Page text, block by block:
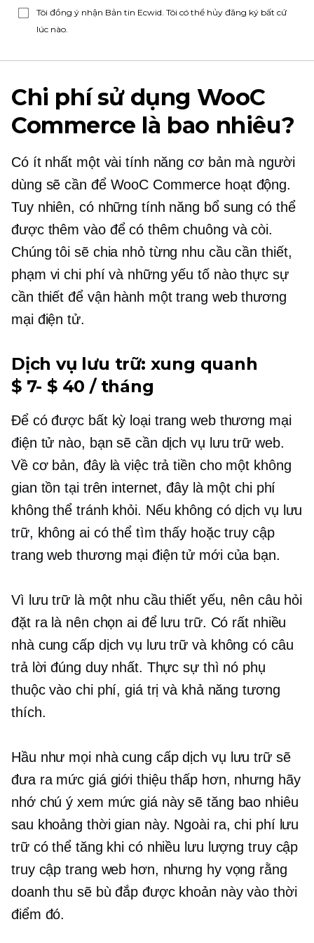
Tôi đồng ý nhận Bản tin Ecwid. Tôi có thể hủy đăng ký bất cứ
lúc nào.
Chi phí sử dụng WooC
Commerce là bao nhiêu?
Có ít nhất một vài tính năng cơ bản mà người
dùng sẽ cần để WooC Commerce hoạt động.
Tuy nhiên, có những tính năng bổ sung có thể
được thêm vào để có thêm chuông và còi.
Chúng tôi sẽ chia nhỏ từng nhu cầu cần thiết,
phạm vi chi phí và những yếu tố nào thực sự
cần thiết để vận hành một trang web thương
mại điện tử.
Dịch vụ lưu trữ: xung quanh
$ 7- $ 40 / tháng
Để có được bất kỳ loại trang web thương mại
điện tử nào, bạn sẽ cần dịch vụ lưu trữ web.
Về cơ bản, đây là việc trả tiền cho một không
gian tồn tại trên internet, đây là một chi phí
không thể tránh khỏi. Nếu không có dịch vụ lưu
trữ, không ai có thể tìm thấy hoặc truy cập
trang web thương mại điện tử mới của bạn.
Vì lưu trữ là một nhu cầu thiết yếu, nên câu hỏi
đặt ra là nên chọn ai để lưu trữ. Có rất nhiều
nhà cung cấp dịch vụ lưu trữ và không có câu
trả lời đúng duy nhất. Thực sự thì nó phụ
thuộc vào chi phí, giá trị và khả năng tương
thích.
Hầu như mọi nhà cung cấp dịch vụ lưu trữ sẽ
đưa ra mức giá giới thiệu thấp hơn, nhưng hãy
nhớ chú ý xem mức giá này sẽ tăng bao nhiêu
sau khoảng thời gian này. Ngoài ra, chi phí lưu
trữ có thể tăng khi có nhiều lưu lượng truy cập
truy cập trang web hơn, nhưng hy vọng rằng
doanh thu sẽ bù đắp được khoản này vào thời
điểm đó.